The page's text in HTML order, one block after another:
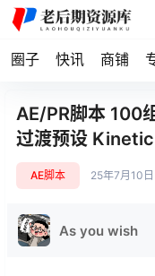
圈子 快讯 商铺
AE/PR脚本 100
过渡预设
AE脚本 25年7月10日
As you wish